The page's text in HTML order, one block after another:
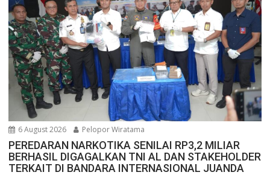
6 August 2026 Pelopor Wiratama
PEREDARAN NARKOTIKA SENILAI RP3,2 MILIAR
BERHASIL DIGAGALKAN TNI AL DAN STAKEHOLDER
TERKAIT DI BANDARA INTERNASIONAL JUANDA